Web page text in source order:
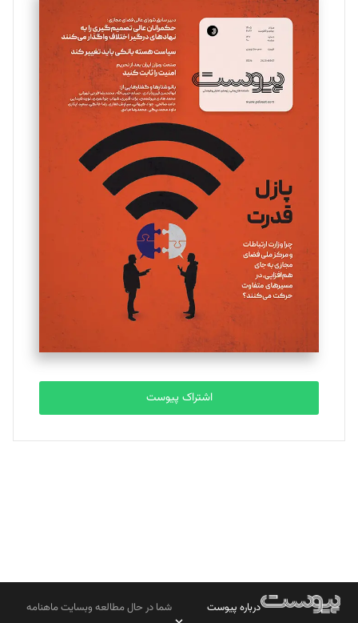
سروش کرمیان
تحریریه
مینا پاکدل
یسنا امان‌پور
تحریریه
ملینا جعفری
تحریریه
مصطفی مسجدی آرانی
تحریریه
بابک نقاش
تحریریه
اشتراک پیوست
درباره پیوست
شما در حال مطالعه وبسایت ماهنامه